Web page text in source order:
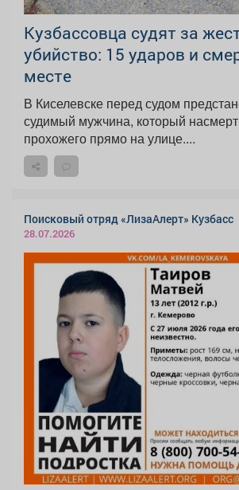
Кузбассовца судят за
убийство: 15 ударов и
месте
В Киселевске перед судом
судимый мужчина, который
прохожего прямо на улице....
Поисковый отряд «ЛизаАлерт» Кузбасс
28.07.2026